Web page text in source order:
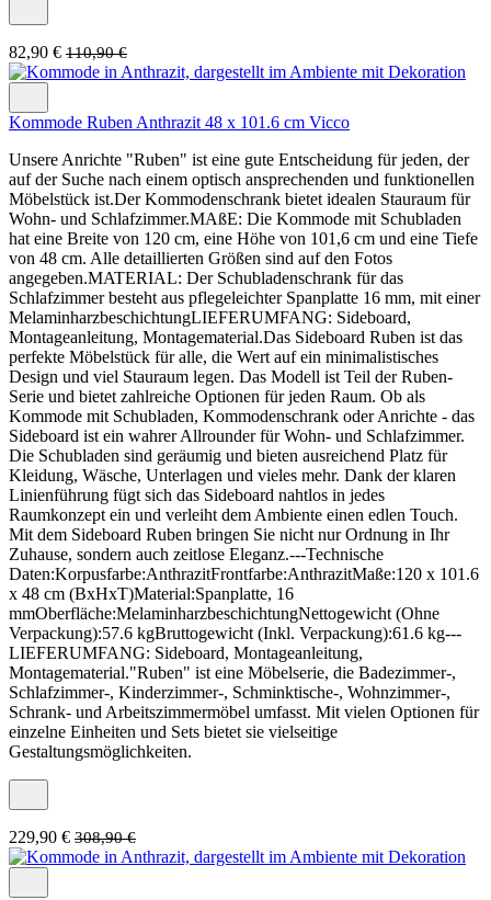
82,90 € 110,90 €
Kommode Ruben Anthrazit 48 x 101.6 cm Vicco
Unsere Anrichte "Ruben" ist eine gute Entscheidung für jeden, der
auf der Suche nach einem optisch ansprechenden und funktionellen
Möbelstück ist.Der Kommodenschrank bietet idealen Stauraum für
Wohn- und Schlafzimmer.MAßE: Die Kommode mit Schubladen
hat eine Breite von 120 cm, eine Höhe von 101,6 cm und eine Tiefe
von 48 cm. Alle detaillierten Größen sind auf den Fotos
angegeben.MATERIAL: Der Schubladenschrank für das
Schlafzimmer besteht aus pflegeleichter Spanplatte 16 mm, mit einer
MelaminharzbeschichtungLIEFERUMFANG: Sideboard,
Montageanleitung, Montagematerial.Das Sideboard Ruben ist das
perfekte Möbelstück für alle, die Wert auf ein minimalistisches
Design und viel Stauraum legen. Das Modell ist Teil der Ruben-
Serie und bietet zahlreiche Optionen für jeden Raum. Ob als
Kommode mit Schubladen, Kommodenschrank oder Anrichte - das
Sideboard ist ein wahrer Allrounder für Wohn- und Schlafzimmer.
Die Schubladen sind geräumig und bieten ausreichend Platz für
Kleidung, Wäsche, Unterlagen und vieles mehr. Dank der klaren
Linienführung fügt sich das Sideboard nahtlos in jedes
Raumkonzept ein und verleiht dem Ambiente einen edlen Touch.
Mit dem Sideboard Ruben bringen Sie nicht nur Ordnung in Ihr
Zuhause, sondern auch zeitlose Eleganz.---Technische
Daten:Korpusfarbe:AnthrazitFrontfarbe:AnthrazitMaße:120 x 101.6
x 48 cm (BxHxT)Material:Spanplatte, 16
mmOberfläche:MelaminharzbeschichtungNettogewicht (Ohne
Verpackung):57.6 kgBruttogewicht (Inkl. Verpackung):61.6 kg---
LIEFERUMFANG: Sideboard, Montageanleitung,
Montagematerial."Ruben" ist eine Möbelserie, die Badezimmer-,
Schlafzimmer-, Kinderzimmer-, Schminktische-, Wohnzimmer-,
Schrank- und Arbeitszimmermöbel umfasst. Mit vielen Optionen für
einzelne Einheiten und Sets bietet sie vielseitige
Gestaltungsmöglichkeiten.
229,90 € 308,90 €